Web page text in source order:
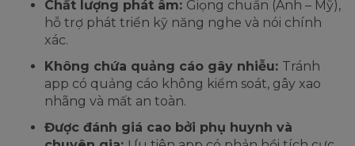
Chất lượng phát âm: Giọng chuẩn (Anh – Mỹ),
hỗ trợ phát triển kỹ năng nghe và nói chính
xác.
Không chứa quảng cáo gây nhiễu: Tránh
app có quảng cáo không kiểm soát, gây xao
nhãng và mất an toàn.
Được đánh giá cao bởi phụ huynh và